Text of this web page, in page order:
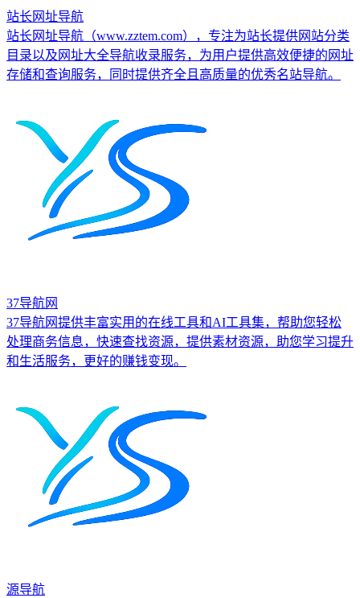
站长网址导航
站长网址导航（www.zztem.com），专注为站长提供网站分类
目录以及网址大全导航收录服务，为用户提供高效便捷的网址
存储和查询服务，同时提供齐全且高质量的优秀名站导航。
37导航网
37导航网提供丰富实用的在线工具和AI工具集，帮助您轻松
处理商务信息，快速查找资源，提供素材资源，助您学习提升
和生活服务，更好的赚钱变现。
源导航